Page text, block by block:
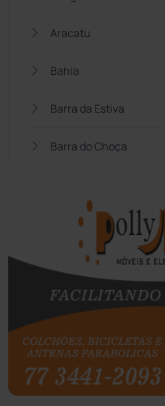
Aracatu
Bahia
Barra da Estiva
Barra do Choça
Bom Jesus da Lapa
Boquira
Botuporã
Brasil
Brumado